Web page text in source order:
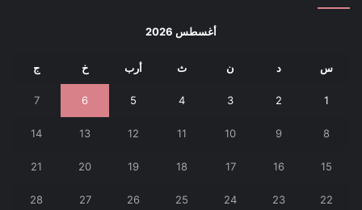
أغسطس 2026
س د ن ث أرب خ ج
1
2
3
4
5
6
7
8
9
10
11
12
13
14
15
16
17
18
19
20
21
22
23
24
25
26
27
28